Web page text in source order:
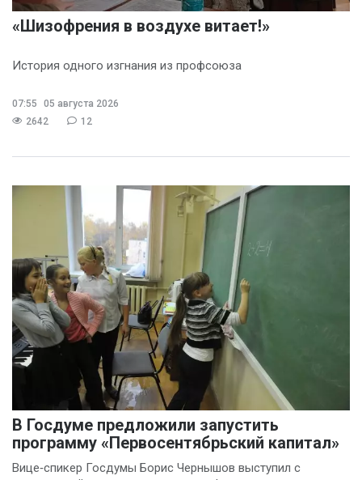
«Шизофрения в воздухе витает!»
История одного изгнания из профсоюза
07:55
05 августа 2026
2642
12
В Госдуме предложили запустить
программу «Первосентябрьский капитал»
Вице‑спикер Госдумы Борис Чернышов выступил с